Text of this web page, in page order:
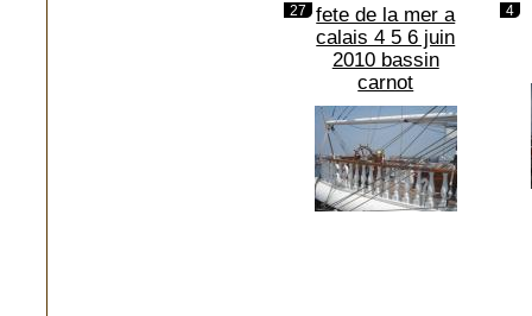
fete de la mer a
calais 4 5 6 juin
2010 bassin
carnot
27 4